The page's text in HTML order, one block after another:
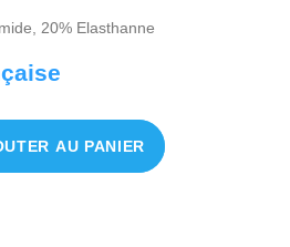
20% Elasthanne
AU PANIER